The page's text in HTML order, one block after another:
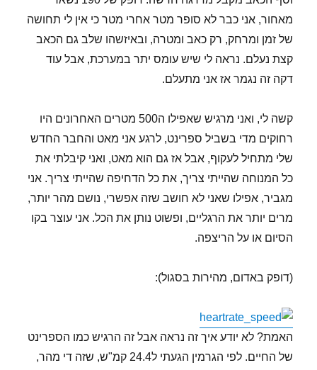
מאחור, אני כבר לא סופר מטר אחרי מטר כי אין לי תחושה
של זמן ומרחק, רק כאב ומטרה, ובאיזשהו שלב גם הכאב
קצת נעלם. נראה לי שיש עומס יתר במערכת, אבל עוד
דקה זה נגמר אז אני מתעלם.
קשה לי, ואני מרגיש שאפילו ה500 מטרים האחרונים היו
רחוקים מדי בשביל ספרינט, לרגע אני מאט והחבר החדש
שלי מתחיל לעקוף, אבל אז גם הוא מאט, ואני קיבלתי את
כל המנוחה שהייתי צריך, את כל הדחיפה שהייתי צריך. אני
מגביר, אפילו שאני לא חושב שזה אפשרי, נושם מהר יותר,
מרים יותר את הרגליים, ופשוט נותן את הכל. אני עוצר בקו
הסיום או על הריצפה.
(דופק באדום, מהירות בסגול):
האמת? לא יודע איך זה נראה אבל זה הרגיש כמו הספרינט
של החיים. לפי הגרמין הגעתי ל24.4 קמ"ש, שזה די מהר,